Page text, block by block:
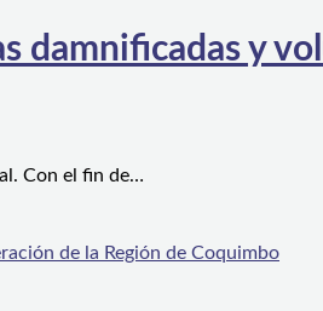
damnificadas y
Con el fin de…